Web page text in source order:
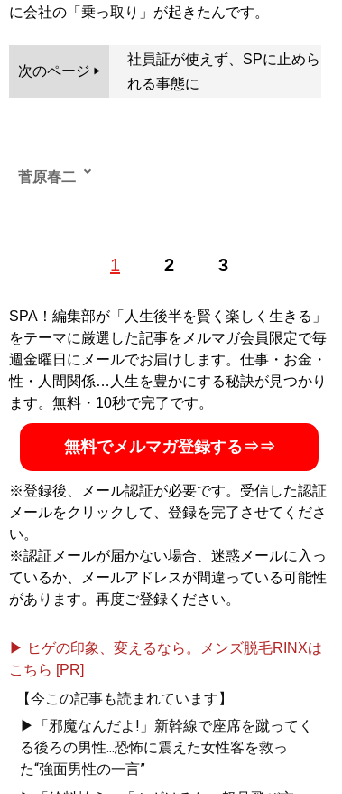
に会社の「乗っ取り」が起きたんです。
次のページ
社員証が使えず、SPに止めら
れる事態に
1 2 3
菅原春二
する環境に育ち、人と対話を通して世界を知る喜びを学
背景や思想を探ることをライフワークとしている。
記事一覧へ
SPA！編集部が「人生後半を賢く楽しく生きる」
をテーマに厳選した記事をメルマガ会員限定で毎
週金曜日にメールでお届けします。仕事・お金・
性・人間関係…人生を豊かにする秘訣が見つかり
ます。無料・10秒で完了です。
無料でメルマガ登録する⇒⇒
※登録後、メール認証が必要です。受信した認証
メールをクリックして、登録を完了させてくださ
い。
※認証メールが届かない場合、迷惑メールに入っ
ているか、メールアドレスが間違っている可能性
があります。再度ご登録ください。
▶ ヒゲの印象、変えるなら。メンズ脱毛RINXは
こちら [PR]
【今この記事も読まれています】
▶「邪魔なんだよ!」新幹線で座席を蹴ってく
る後ろの男性...恐怖に震えた女性客を救っ
た“強面男性の一言”